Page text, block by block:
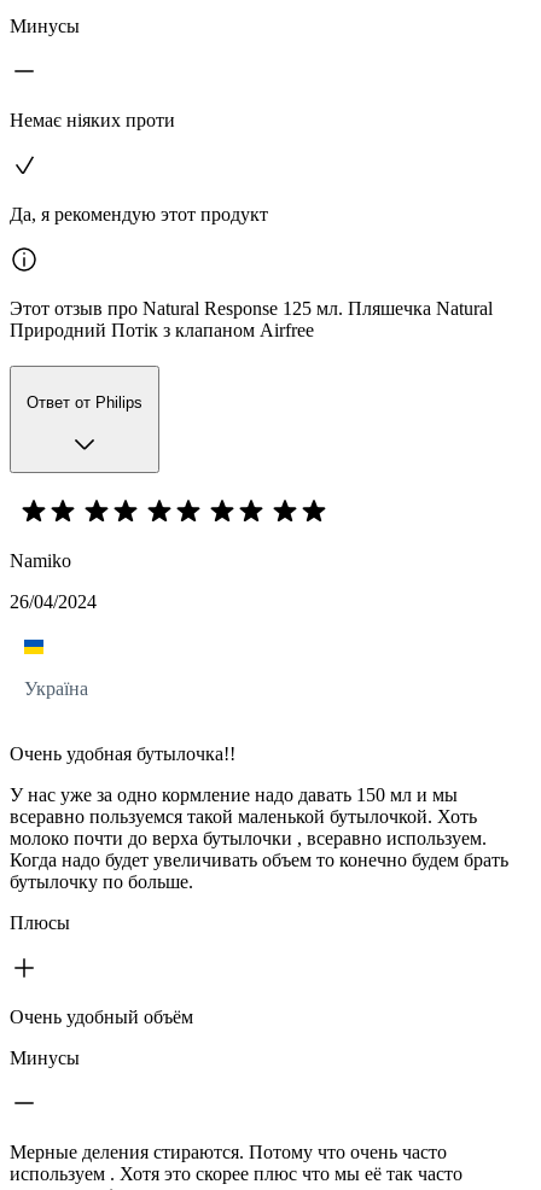
Минусы
Немає ніяких проти
Да, я рекомендую этот продукт
Этот отзыв про Natural Response 125 мл. Пляшечка Natural
Природний Потік з клапаном Airfree
Ответ от Philips
Namiko
26/04/2024
Україна
Очень удобная бутылочка!!
У нас уже за одно кормление надо давать 150 мл и мы
всеравно пользуемся такой маленькой бутылочкой. Хоть
молоко почти до верха бутылочки , всеравно используем.
Когда надо будет увеличивать объем то конечно будем брать
бутылочку по больше.
Плюсы
Очень удобный объём
Минусы
Мерные деления стираются. Потому что очень часто
используем . Хотя это скорее плюс что мы её так часто